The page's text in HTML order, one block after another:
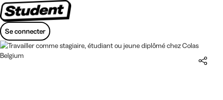
Se connecter